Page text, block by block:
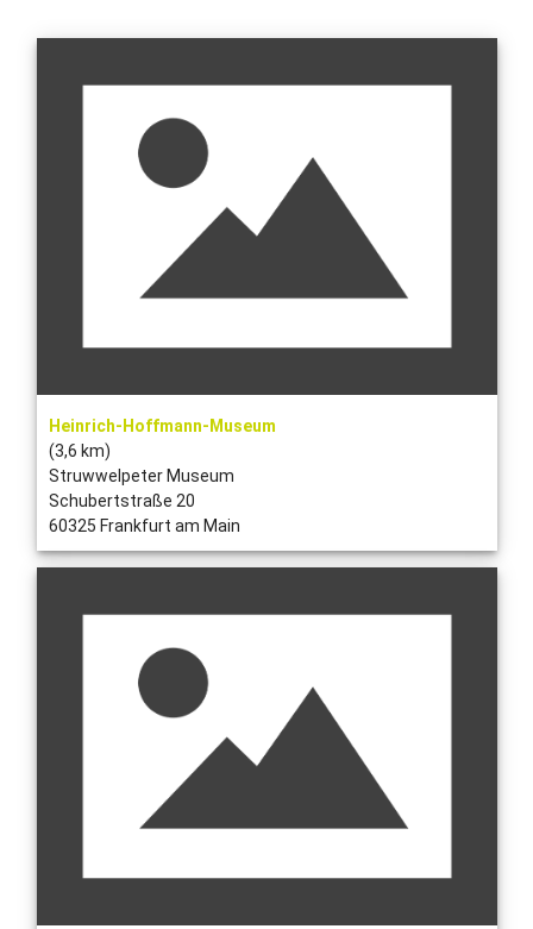
Heinrich-Hoffmann-Museum
(3,6 km)
Struwwelpeter Museum
Schubertstraße 20
60325 Frankfurt am Main